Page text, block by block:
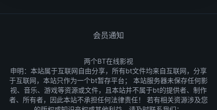
会员通知
两个BT在线影视
申明：本站属于互联网自由分享，所有bt文件均来自互联网，分享
于互联网，本站只作为一个bt暂存平台； 本站服务器未保存任何影
视、音乐、游戏等资源或文件，且本站并不属于bt的提供者、制作
者、所有者，因此本站不承担任何法律责任！ 若有相关资源涉及您